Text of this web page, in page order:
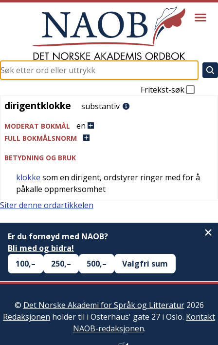
Fritekst-søk
dirigentklokke
dirigentklokke substantiv
MODERAT BOKMÅL en
FULL BOKMÅLSNORM
BETYDNING OG BRUK
klokke som en dirigent, ordstyrer ringer med for å
påkalle oppmerksomhet
Siter denne ordartikkelen
Er du fornøyd med NAOB?
Bli med og bidra!
100,–
250,– 500,– Valgfri sum
© Det Norske Akademi for Språk og Litteratur2026
Redaksjonen holder til i Osterhaus' gate 27 i Oslo. Kontakt
NAOB-redaksjonen.